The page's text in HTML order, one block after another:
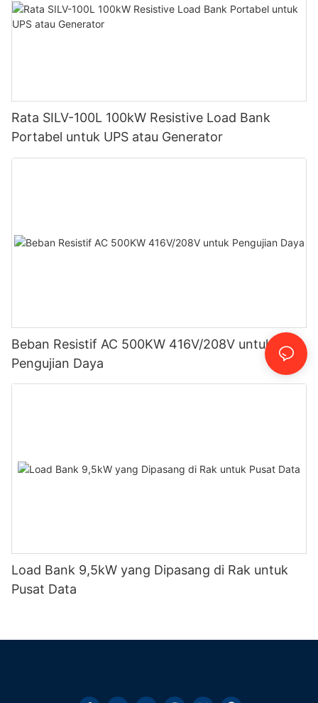
Rata SILV-100L 100kW Resistive Load Bank
Portabel untuk UPS atau Generator
Beban Resistif AC 500KW 416V/208V untuk
Pengujian Daya
Load Bank 9,5kW yang Dipasang di Rak untuk
Pusat Data